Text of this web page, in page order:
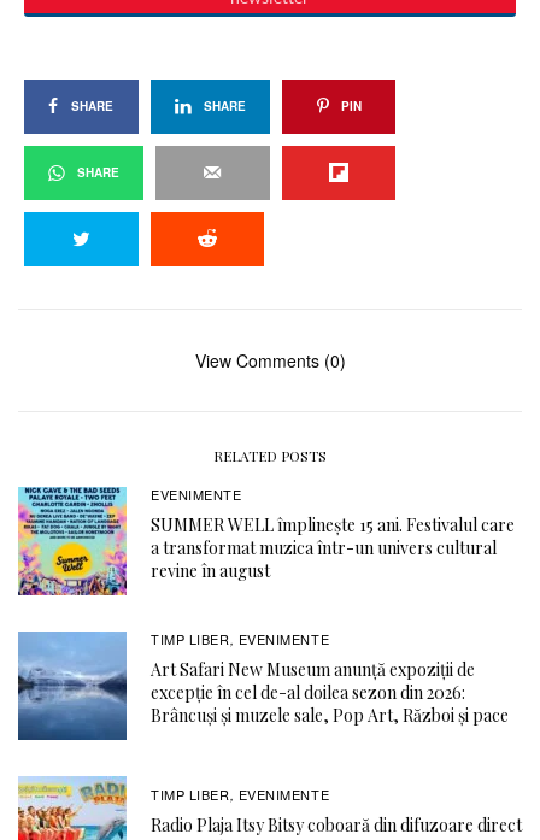
SHARE SHARE PIN
SHARE
View Comments (0)
RELATED POSTS
EVENIMENTE
SUMMER WELL împlinește 15 ani. Festivalul care
a transformat muzica într-un univers cultural
revine în august
TIMP LIBER , EVENIMENTE
Art Safari New Museum anunță expoziții de
excepție în cel de-al doilea sezon din 2026:
Brâncuși și muzele sale, Pop Art, Război și pace
TIMP LIBER, EVENIMENTE
Radio Plaja Itsy Bitsy coboară din difuzoare direct